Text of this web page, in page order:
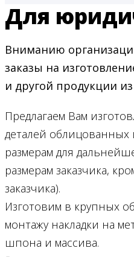
Для
Вниманию
заказы на
и другой продукции
Предлагаем Вам
деталей
размерам для
размерам заказчика,
заказчика).
Изготовим в крупных
монтажу накладки на
шпона и массива.